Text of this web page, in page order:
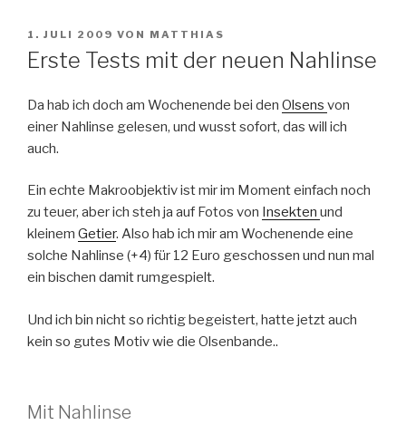
VERÖFFENTLICHT
AM
1. JULI 2009 VON MATTHIAS
Erste Tests mit der neuen Nahlinse
Da hab ich doch am Wochenende bei den Olsens von
einer Nahlinse gelesen, und wusst sofort, das will ich
auch.
Ein echte Makroobjektiv ist mir im Moment einfach noch
zu teuer, aber ich steh ja auf Fotos von Insekten und
kleinem Getier. Also hab ich mir am Wochenende eine
solche Nahlinse (+4) für 12 Euro geschossen und nun mal
ein bischen damit rumgespielt.
Und ich bin nicht so richtig begeistert, hatte jetzt auch
kein so gutes Motiv wie die Olsenbande..
Mit Nahlinse